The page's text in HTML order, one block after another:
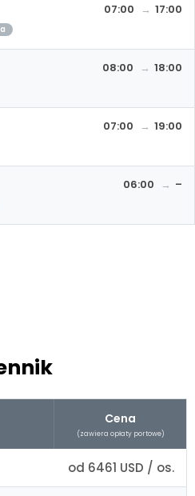
07:00 17:00
08:00 18:00
07:00 19:00
06:00 –
Cena
(zawiera opłaty portowe)
od 6461 USD / os.